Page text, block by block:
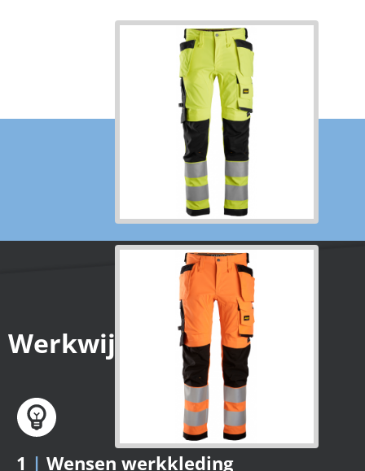
Werkwijze
1 | Wensen werkkleding